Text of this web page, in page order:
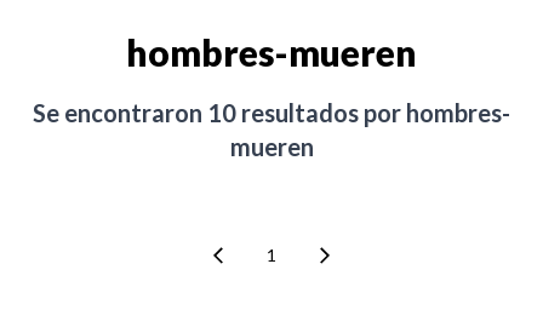
hombres-mueren
Se encontraron 10 resultados por hombres-
mueren
1